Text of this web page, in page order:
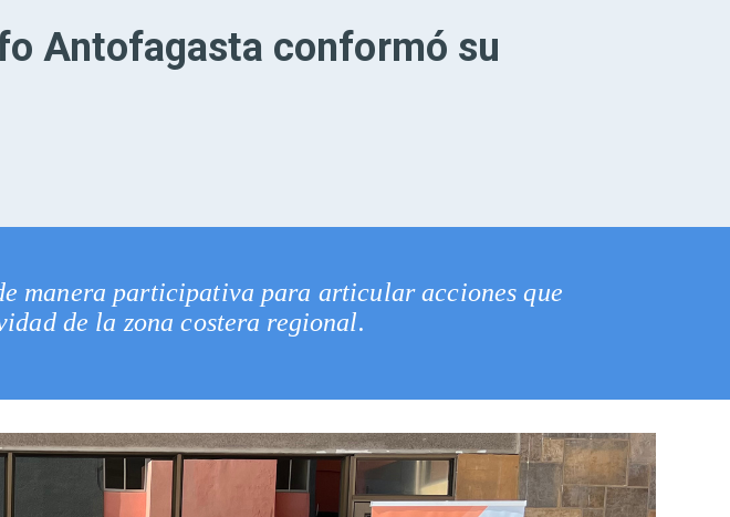
Antofagasta conformó su
manera participativa para articular acciones que
de la zona costera regional.